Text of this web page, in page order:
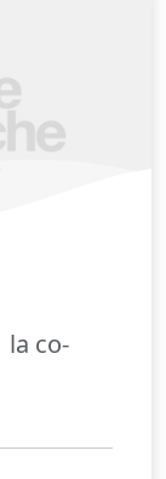
la co-